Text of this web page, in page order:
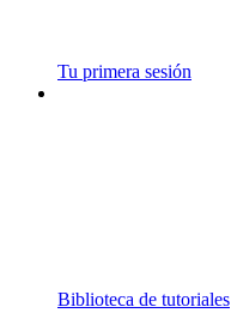
Tu primera sesión
Biblioteca de tutoriales